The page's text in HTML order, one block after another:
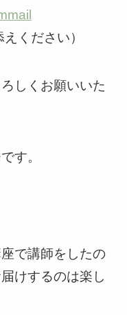
ください）
しくお願いいた
す。
で講師をしたの
けするのは楽し